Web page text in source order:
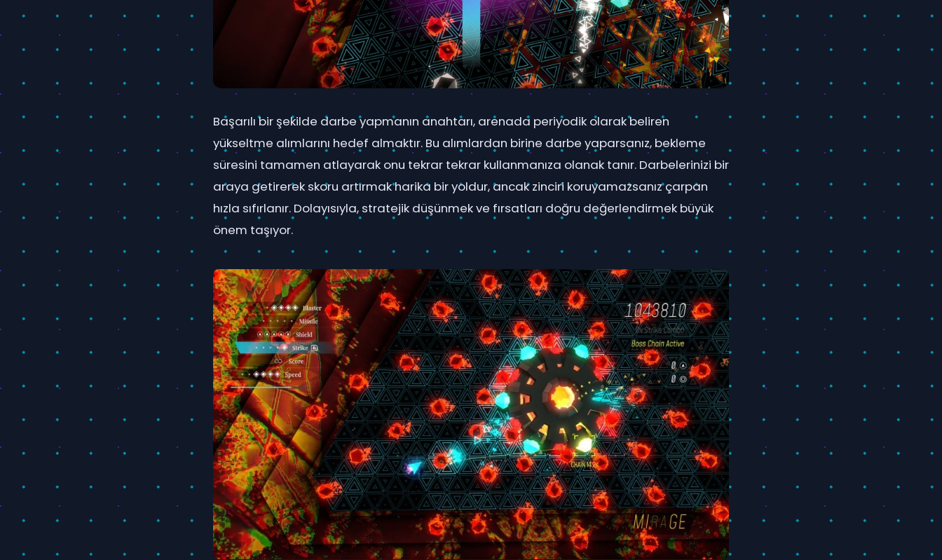
Başarılı bir şekilde darbe yapmanın anahtarı, arenada periyodik olarak beliren
yükseltme alımlarını hedef almaktır. Bu alımlardan birine darbe yaparsanız, bekleme
süresini tamamen atlayarak onu tekrar tekrar kullanmanıza olanak tanır. Darbelerinizi bir
araya getirerek skoru artırmak harika bir yoldur, ancak zinciri koruyamazsanız çarpan
hızla sıfırlanır. Dolayısıyla, stratejik düşünmek ve fırsatları doğru değerlendirmek büyük
önem taşıyor.